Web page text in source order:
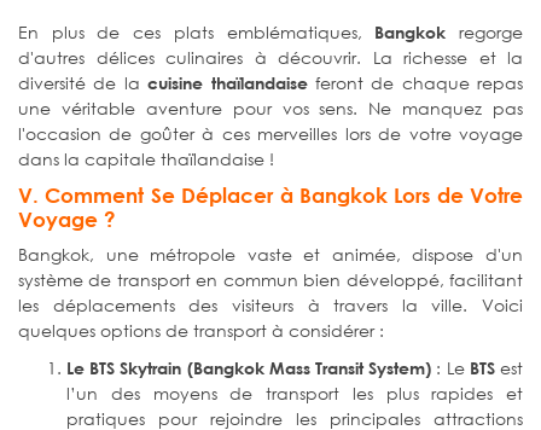
En plus de ces plats emblématiques,
Bangkok regorge
d'autres délices culinaires à découvrir. La richesse et la
diversité de lacuisine thaïlandaiseferont de chaque repas
une véritable aventure pour vos sens. Ne manquez pas
l'occasion de goûter à ces merveilles lors de votre voyage
dans la capitale thaïlandaise !
V. Comment Se Déplacer à Bangkok Lors de Votre
Voyage ?
Bangkok, une métropole vaste et animée, dispose d'un
système de transport en commun bien développé, facilitant
les déplacements des visiteurs à travers la ville. Voici
quelques options de transport à considérer :
Le BTS Skytrain (Bangkok Mass Transit System) : Le BTSest
l’un des moyens de transport les plus rapides et
pratiques pour rejoindre les principales attractions